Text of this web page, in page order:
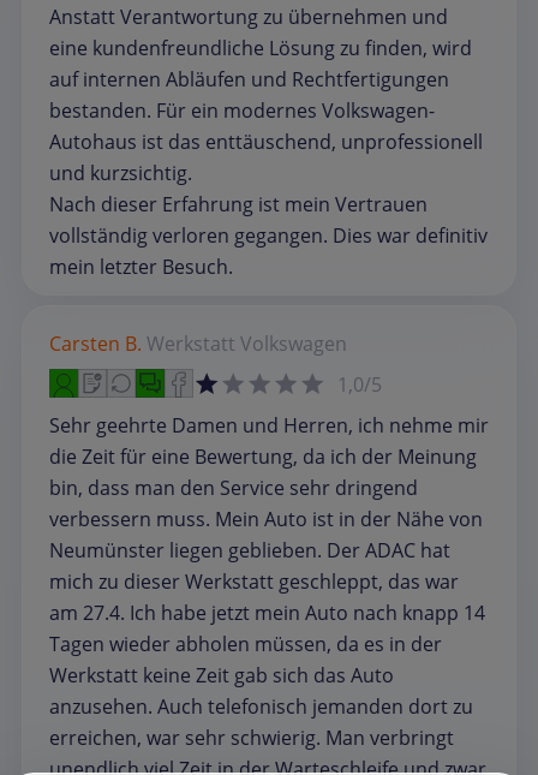
Anstatt Verantwortung zu übernehmen und
eine kundenfreundliche Lösung zu finden, wird
auf internen Abläufen und Rechtfertigungen
bestanden. Für ein modernes Volkswagen-
Autohaus ist das enttäuschend, unprofessionell
und kurzsichtig.
Nach dieser Erfahrung ist mein Vertrauen
vollständig verloren gegangen. Dies war definitiv
mein letzter Besuch.
Carsten B. Werkstatt Volkswagen
1,0/5
Sehr geehrte Damen und Herren, ich nehme mir
die Zeit für eine Bewertung, da ich der Meinung
bin, dass man den Service sehr dringend
verbessern muss. Mein Auto ist in der Nähe von
Neumünster liegen geblieben. Der ADAC hat
mich zu dieser Werkstatt geschleppt, das war
am 27.4. Ich habe jetzt mein Auto nach knapp 14
Tagen wieder abholen müssen, da es in der
Werkstatt keine Zeit gab sich das Auto
anzusehen. Auch telefonisch jemanden dort zu
erreichen, war sehr schwierig. Man verbringt
unendlich viel Zeit in der Warteschleife und zwar